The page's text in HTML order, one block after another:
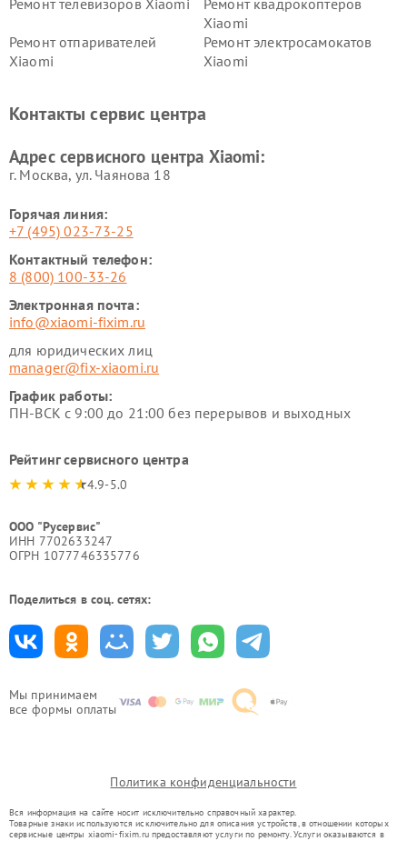
Мы принимаем
все формы оплаты
Ремонт телевизоров Xiaomi
Ремонт квадрокоптеров
Xiaomi
Ремонт отпаривателей
Xiaomi
Ремонт электросамокатов
Xiaomi
Ремонт стиральных машин
Ремонт смарт-часов Xiaomi
Контакты сервис центра
Адрес сервисного центра Xiaomi:
г. Москва, ул. Чаянова 18
Горячая линия:
+7 (495) 023-73-25
Контактный телефон:
8 (800) 100-33-26
Электронная почта:
info@xiaomi-fixim.ru
для юридических лиц
manager@fix-xiaomi.ru
График работы:
ПН-ВСК с 9:00 до 21:00 без перерывов и выходных
Рейтинг сервисного центра
4.9-5.0
ООО "Русервис"
ИНН 7702633247
ОГРН 1077746335776
Поделиться в соц. сетях:
Политика конфиденциальности
Вся информация на сайте носит исключительно справочный характер.
Товарные знаки используются исключительно для описания устройств, в отношении которых
сервисные центры xiaomi-fixim.ru предоставляют услуги по ремонту. Услуги оказываются в